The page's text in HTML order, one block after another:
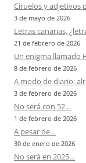
Ciruelos y adjetivos
3 de mayo de 2026
Letras canarias,
21 de febrero de 2026
Un enigma llamado
8 de febrero de 2026
A modo de diario:
3 de febrero de 2026
No será con 52…
1 de febrero de 2026
A pesar de…
30 de enero de 2026
No será en 2025…